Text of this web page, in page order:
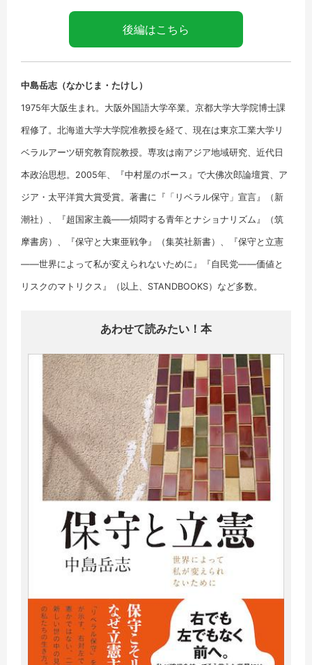
後編はこちら
中島岳志（なかじま・たけし）
1975年大阪生まれ。大阪外国語大学卒業。京都大学大学院博士課
程修了。北海道大学大学院准教授を経て、現在は東京工業大学リ
ベラルアーツ研究教育院教授。専攻は南アジア地域研究、近代日
本政治思想。2005年、『中村屋のボース』で大佛次郎論壇賞、ア
ジア・太平洋賞大賞受賞。著書に『「リベラル保守」宣言』（新
潮社）、『超国家主義――煩悶する青年とナショナリズム』（筑
摩書房）、『保守と大東亜戦争』（集英社新書）、『保守と立憲
――世界によって私が変えられないために』『自民党――価値と
リスクのマトリクス』（以上、STANDBOOKS）など多数。
あわせて読みたい！本